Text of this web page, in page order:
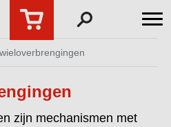
zijn mechanismen met